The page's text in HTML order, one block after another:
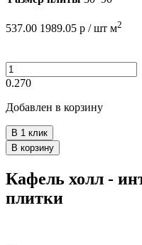
537.00 1989.05 р / шт м2
0.270
Добавлен в корзину
В 1 клик
В корзину
Кафель холл -
плитки